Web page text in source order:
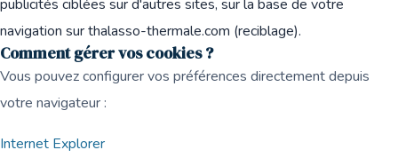
publicités ciblées sur d'autres sites, sur la base de votre
navigation sur thalasso-thermale.com (reciblage).
Comment gérer vos cookies ?
Vous pouvez configurer vos préférences directement depuis
votre navigateur :
Internet Explorer